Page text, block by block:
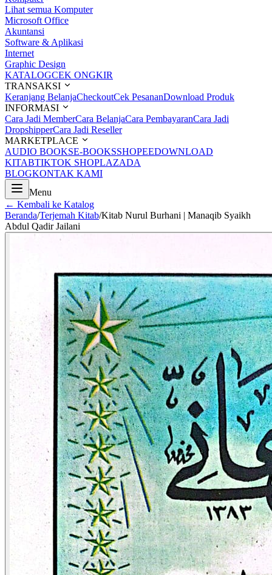
Lihat semua Komputer
Microsoft Office
Akuntansi
Software & Aplikasi
Internet
Graphic Design
KATALOGCEK ONGKIR
TRANSAKSI
Keranjang BelanjaCheckoutCek PesananDownload Produk
INFORMASI
Cara Jadi MemberCara BelanjaCara PembayaranCara Jadi
DropshipperCara Jadi Reseller
MARKETPLACE
AUDIO BOOKSE-BOOKSSHOPEEDOWNLOAD
KITABTIKTOK SHOPLAZADA
BLOGKONTAK KAMI
Menu
← Kembali ke Katalog
Beranda/Terjemah Kitab/Kitab Nurul Burhani | Manaqib Syaikh
Abdul Qadir Jailani